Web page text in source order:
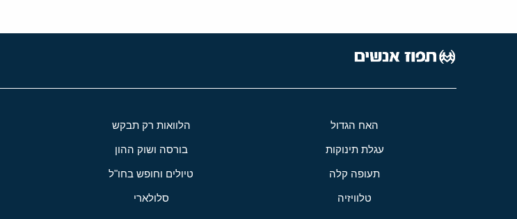
האח הגדול הלוואות רק תבקש
עגלת תינוקות בורסה ושוק ההון
תעופה קלה טיולים וחופש בחו"ל
טלוויזיה סלולארי